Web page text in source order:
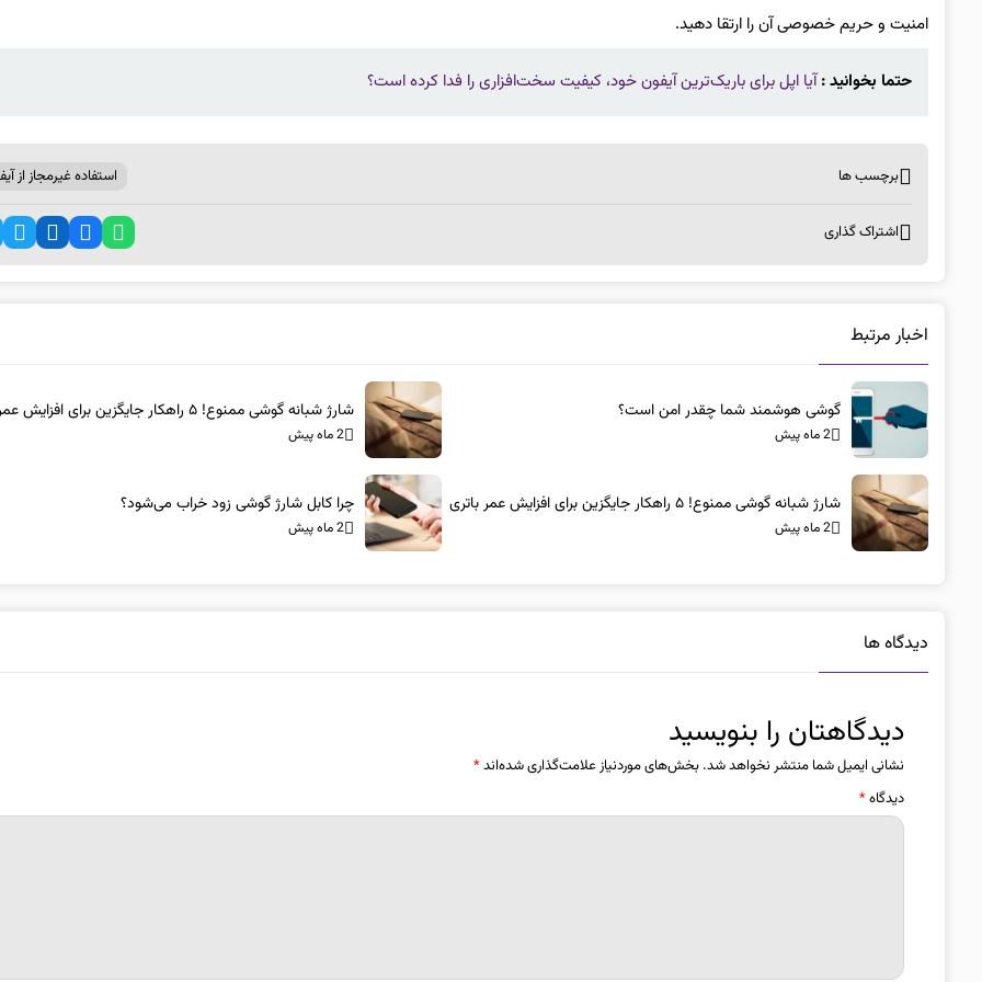
امنیت و حریم خصوصی آن را ارتقا دهید.
حتما بخوانید :آیا اپل برای باریک‌ترین آیفون خود، کیفیت سخت‌افزاری را فدا کرده است؟
برچسب ها استفاده غیرمجاز از
اشتراک گذاری
اخبار مرتبط
گوشی هوشمند شما چقدر امن است؟
2 ماه پیش
شارژ شبانه گوشی ممنوع! ۵ راهکار جایگزین برای افزایش عمر باتری
2 ماه پیش
شارژ شبانه گوشی ممنوع! ۵ راهکار جایگزین برای افزایش عمر باتری
2 ماه پیش
چرا کابل شارژ گوشی زود خراب می‌شود؟
2 ماه پیش
دیدگاه ها
دیدگاهتان را بنویسید
نشانی ایمیل شما منتشر نخواهد شد. بخش‌های موردنیاز علامت‌گذاری شده‌اند*
دیدگاه*